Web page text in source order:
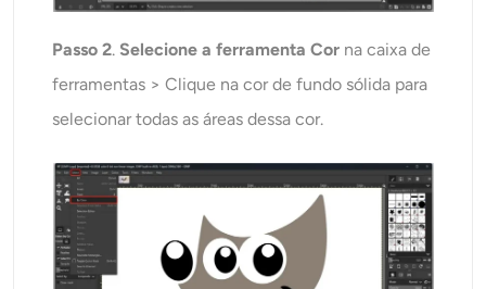
Passo 2. Selecione a ferramenta Cor na caixa de
ferramentas > Clique na cor de fundo sólida para
selecionar todas as áreas dessa cor.